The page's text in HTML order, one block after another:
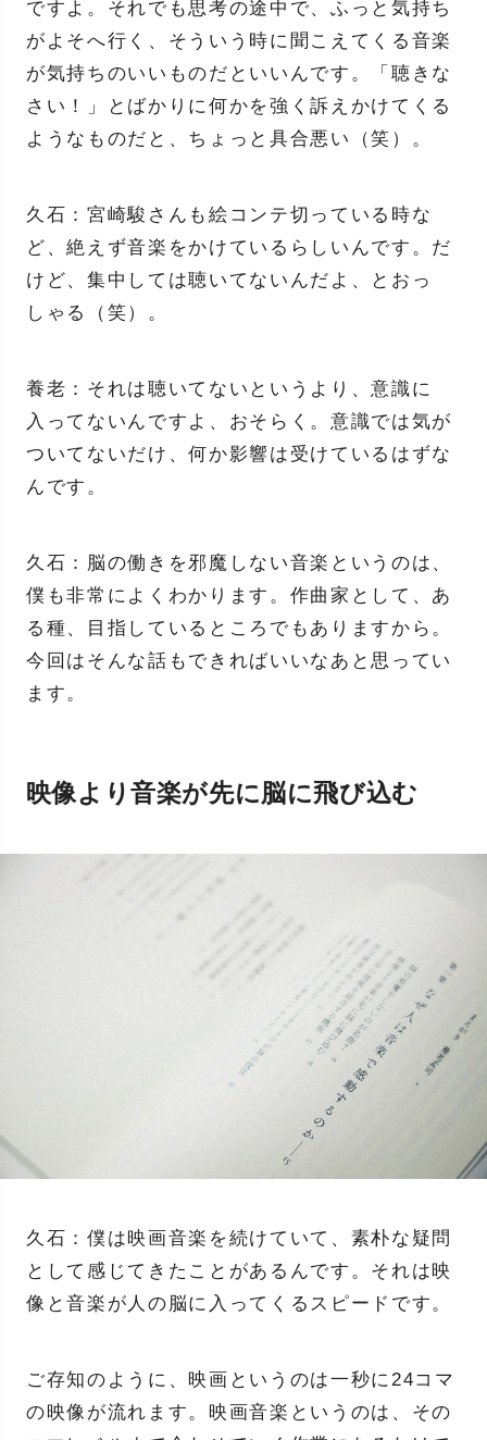
ですよ。それでも思考の途中で、ふっと気持ち
がよそへ行く、そういう時に聞こえてくる音楽
が気持ちのいいものだといいんです。「聴きな
さい！」とばかりに何かを強く訴えかけてくる
ようなものだと、ちょっと具合悪い（笑）。
久石：宮崎駿さんも絵コンテ切っている時な
ど、絶えず音楽をかけているらしいんです。だ
けど、集中しては聴いてないんだよ、とおっ
しゃる（笑）。
養老：それは聴いてないというより、意識に
入ってないんですよ、おそらく。意識では気が
ついてないだけ、何か影響は受けているはずな
んです。
久石：脳の働きを邪魔しない音楽というのは、
僕も非常によくわかります。作曲家として、あ
る種、目指しているところでもありますから。
今回はそんな話もできればいいなあと思ってい
ます。
映像より音楽が先に脳に飛び込む
久石：僕は映画音楽を続けていて、素朴な疑問
として感じてきたことがあるんです。それは映
像と音楽が人の脳に入ってくるスピードです。
ご存知のように、映画というのは一秒に24コマ
の映像が流れます。映画音楽というのは、その